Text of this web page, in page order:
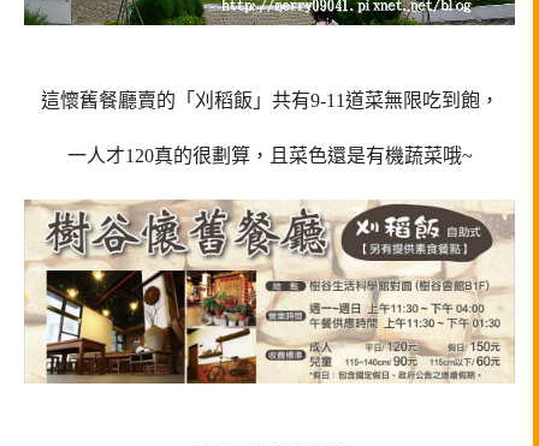
這懷舊餐廳賣的「刈稻飯」共有9-11道菜無限吃到飽，
一人才120真的很劃算，且菜色還是有機蔬菜哦~